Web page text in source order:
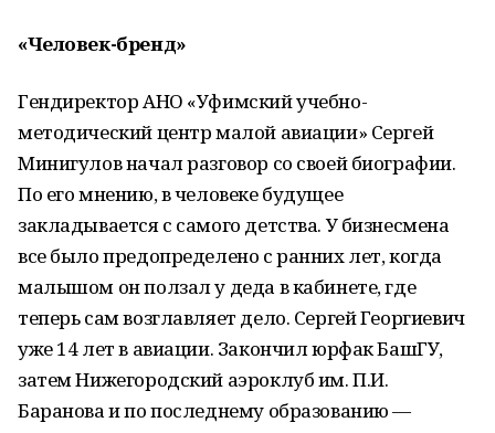
«Человек-бренд»
Гендиректор АНО «Уфимский учебно-
методический центр малой авиации» Сергей
Минигулов начал разговор со своей биографии.
По его мнению, в человеке будущее
закладывается с самого детства. У бизнесмена
все было предопределено с ранних лет, когда
малышом он ползал у деда в кабинете, где
теперь сам возглавляет дело. Сергей Георгиевич
уже 14 лет в авиации. Закончил юрфак БашГУ,
затем Нижегородский аэроклуб им. П.И.
Баранова и по последнему образованию —